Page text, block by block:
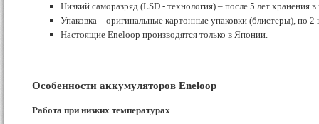
Низкий саморазряд (LSD - технология) – после 5 лет хранения
Упаковка – оригинальные картонные упаковки (блистеры), по 2
Настоящие Eneloop производятся только в Японии.
Особенности аккумуляторов Eneloop
Работа при низких температурах